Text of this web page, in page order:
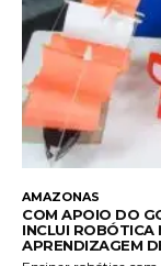
AMAZONAS
COM APOIO DO
INCLUI ROBÓTICA
APRENDIZAGEM